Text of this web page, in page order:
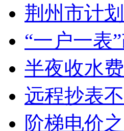
荆州市计
“一户一表
半夜收水
远程抄表
阶梯电价